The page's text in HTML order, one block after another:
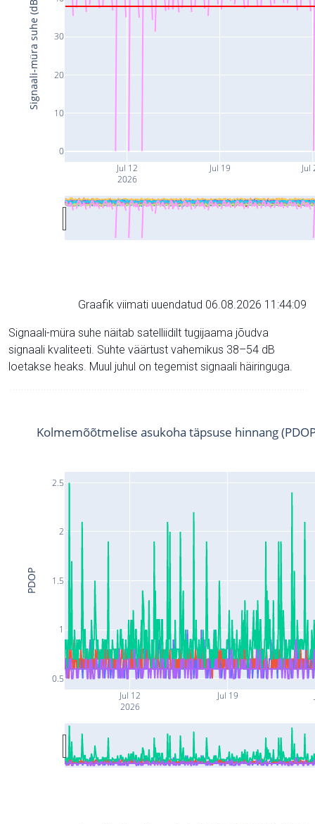
Jul 12
2026
Jul 19 Jul
0
10
20
30
Signaali-müra suhe (dB)
Graafik viimati uuendatud 06.08.2026 11:44:09
Signaali-müra suhe näitab satelliidilt tugijaama jõudva
signaali kvaliteeti. Suhte väärtust vahemikus 38–54 dB
loetakse heaks. Muul juhul on tegemist signaali häiringuga.
Jul 12
2026
Jul 19
0.5
1
1.5
2
2.5
Kolmemõõtmelise asukoha täpsuse hinnang
PDOP